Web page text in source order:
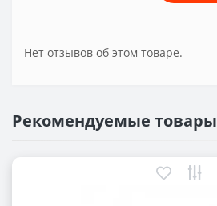
Нет отзывов об этом товаре.
Рекомендуемые товары